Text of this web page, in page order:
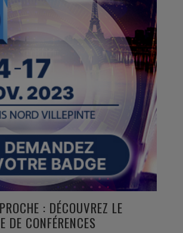
: DÉCOUVREZ LE
DE CONFÉRENCES